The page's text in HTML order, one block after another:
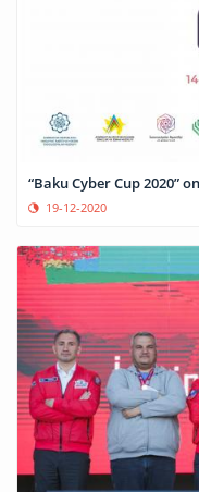
“Baku Cyber Cup
19-12-2020